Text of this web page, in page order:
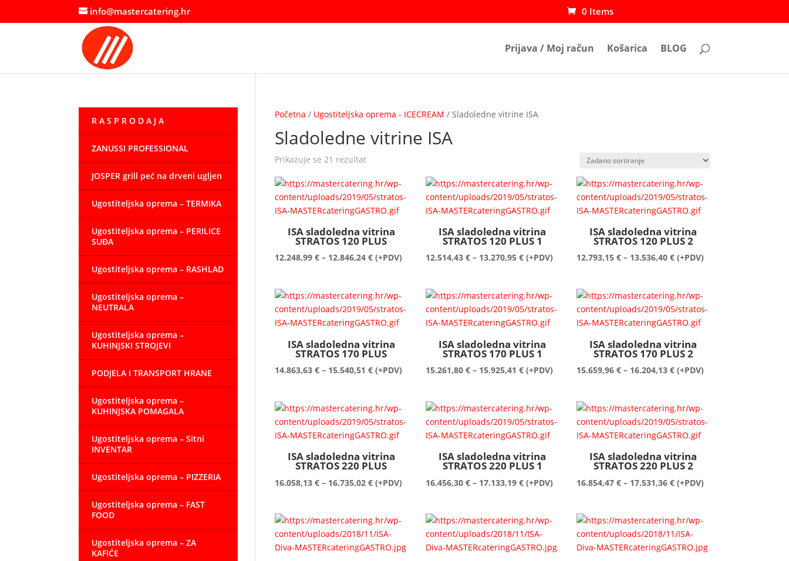
info@mastercatering.hr 0 Items
Prijava / Moj račun Košarica BLOG
Početna / Ugostiteljska oprema - ICECREAM / Sladoledne vitrine ISA
Sladoledne vitrine ISA
Prikazuje se 21 rezultat
ISA sladoledna vitrina
STRATOS 120 PLUS
12.248,99 € – 12.846,24 €Raspon
12.248,99 €
do
12.846,24 €
(+PDV)
ISA sladoledna vitrina
STRATOS 120 PLUS 1
12.514,43 € – 13.270,95 €Raspon
12.514,43 €
do
13.270,95 €
(+PDV)
ISA sladoledna vitrina
STRATOS 120 PLUS 2
12.793,15€ – 13.536,40€Raspon
12.793,15 €
do
13.536,40 €
(+PDV)
ISA sladoledna vitrina
STRATOS 170 PLUS
14.863,63 € – 15.540,51 €Raspon
14.863,63 €
do
15.540,51 €
(+PDV)
ISA sladoledna vitrina
STRATOS 170 PLUS 1
15.261,80 € – 15.925,41 €Raspon
15.261,80 €
do
15.925,41 €
(+PDV)
ISA sladoledna vitrina
STRATOS 170 PLUS 2
15.659,96€ – 16.204,13€Raspon
15.659,96 €
do
16.204,13 €
(+PDV)
ISA sladoledna vitrina
STRATOS 220 PLUS
16.058,13 € – 16.735,02 €Raspon
16.058,13 €
do
16.735,02 €
(+PDV)
ISA sladoledna vitrina
STRATOS 220 PLUS 1
16.456,30 € – 17.133,19 €Raspon
16.456,30 €
do
17.133,19 €
(+PDV)
ISA sladoledna vitrina
STRATOS 220 PLUS 2
16.854,47€ – 17.531,36€Raspon
16.854,47 €
do
17.531,36 €
(+PDV)
R A S P R O D A J A
ZANUSSI PROFESSIONAL
JOSPER grill peć na drveni ugljen
Ugostiteljska oprema – TERMIKA
Ugostiteljska oprema – PERILICE
SUĐA
Ugostiteljska oprema – RASHLAD
Ugostiteljska oprema –
NEUTRALA
Ugostiteljska oprema –
KUHINJSKI STROJEVI
PODJELA I TRANSPORT HRANE
Ugostiteljska oprema –
KUHINJSKA POMAGALA
Ugostiteljska oprema – Sitni
INVENTAR
Ugostiteljska oprema – PIZZERIA
Ugostiteljska oprema – FAST
FOOD
Ugostiteljska oprema – ZA
KAFIĆE